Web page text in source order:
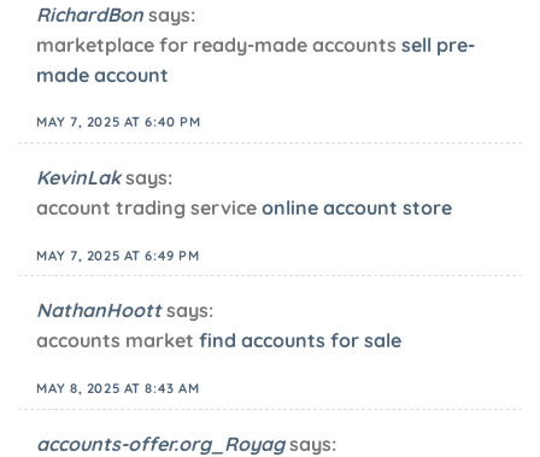
RichardBon says:
marketplace for ready-made accounts sell pre-
made account
MAY 7, 2025 AT 6:40 PM
KevinLak says:
account trading service online account store
MAY 7, 2025 AT 6:49 PM
NathanHoott says:
accounts market find accounts for sale
MAY 8, 2025 AT 8:43 AM
accounts-offer.org_Royag says: